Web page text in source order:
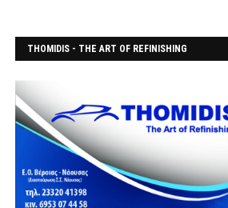
THOMIDIS - THE ART OF REFINISHING